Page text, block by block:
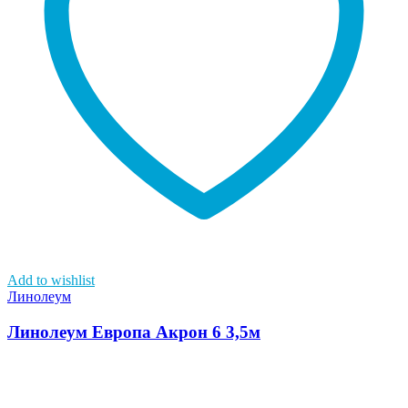
Add to wishlist
Линолеум
Линолеум Европа Акрон 6 3,5м